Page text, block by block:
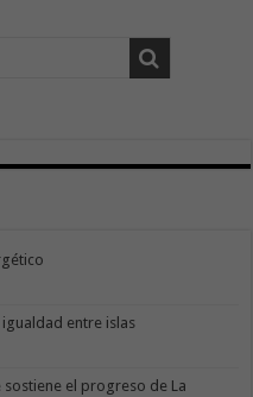
entre islas
sostiene el progreso de La